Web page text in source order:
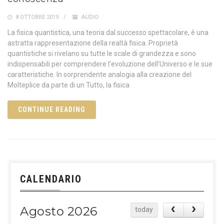
8 OTTOBRE 2019 AUDIO
La fisica quantistica, una teoria dal successo spettacolare, è una
astratta rappresentazione della realtà fisica. Proprietà
quantistiche si rivelano su tutte le scale di grandezza e sono
indispensabili per comprendere l’evoluzione dell’Universo e le sue
caratteristiche. In sorprendente analogia alla creazione del
Molteplice da parte di un Tutto, la fisica
CONTINUE READING
CALENDARIO
Agosto 2026 today